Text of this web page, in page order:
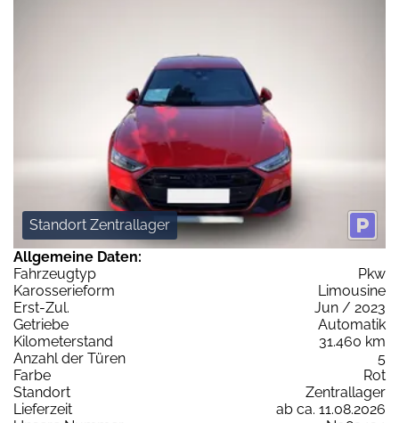
Standort Zentrallager
Allgemeine Daten:
Fahrzeugtyp
Pkw
Karosserieform
Limousine
Erst-Zul.
Jun / 2023
Getriebe
Automatik
Kilometerstand
31.460 km
Anzahl der Türen
5
Farbe
Rot
Standort
Zentrallager
Lieferzeit
ab ca. 11.08.2026